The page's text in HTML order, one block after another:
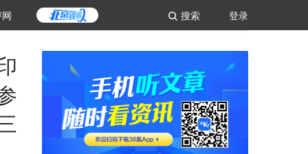
登录
搜索